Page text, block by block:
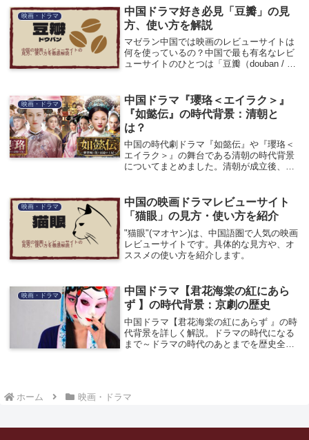
解も深まります。是非ご覧ください！
映画・ドラマ
中国ドラマ好き必見「豆瓣」の見
方、使い方を解説
マゼラン中国では映画のレビューサイトは
何を使っているの？中国で最も有名なレビ
ューサイトのひとつは「豆瓣（douban / ド
した。中国語ですが、評価を見る程度で...
映画・ドラマ
中国ドラマ『瓔珞＜エイラク＞』
『如懿伝』の時代背景：清朝と
は？
中国の時代劇ドラマ『如懿伝』や『瓔珞＜
エイラク＞』の舞台である清朝の時代背景
についてまとめました。清朝が成立後、ド
なった人物についてまとめました。
映画・ドラマ
中国の映画ドラマレビューサイト
「猫眼」の見方・使い方を紹介
"猫眼"(マオヤン)は、中国語圏で人気の映画
レビューサイトです。具体的な見方や、オ
ススメの使い方を紹介します。
映画・ドラマ
中国ドラマ【君花海棠の紅にあら
ず 】の時代背景：京劇の歴史
中国ドラマ【君花海棠の紅にあらず 』の時
代背景を詳しく解説。ドラマの時代になる
まで～ドラマの時代のあとまでを歴史全体
ホーム 映画・ドラマ